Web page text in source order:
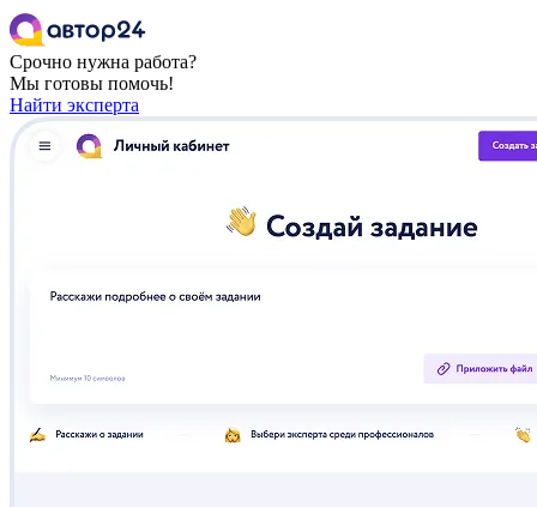
Срочно нужна работа?
Мы готовы помочь!
Найти эксперта